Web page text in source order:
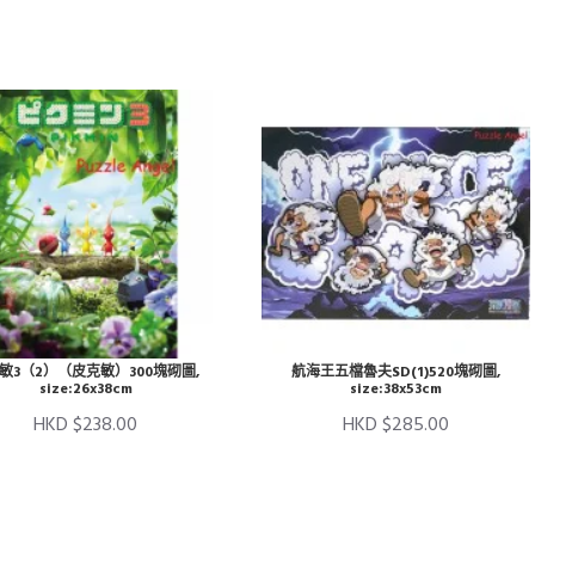
3（2）（皮克敏）300塊砌圖,
size:26x38cm
HKD $238.00
航海王五檔魯夫SD(1)520塊砌圖,
size:38x53cm
HKD $285.00